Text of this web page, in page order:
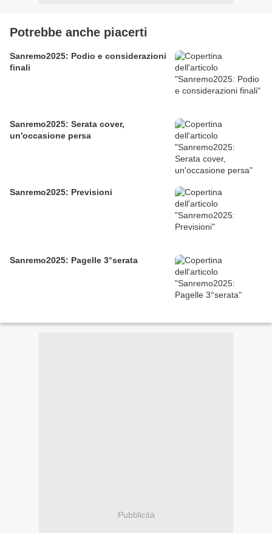
Potrebbe anche piacerti
Sanremo2025: Podio e considerazioni
finali
Sanremo2025: Serata cover,
un'occasione persa
Sanremo2025: Previsioni
Sanremo2025: Pagelle 3°serata
Pubblicità